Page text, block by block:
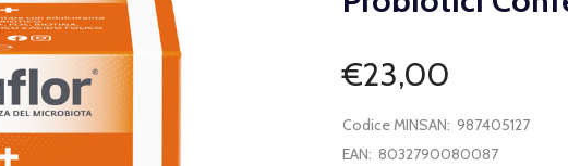
€23,00
Codice MINSAN: 987405127
EAN: 8032790080087